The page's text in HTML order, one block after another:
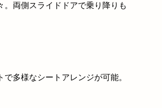
。両側スライドドアで乗り降りも
多様なシートアレンジが可能。